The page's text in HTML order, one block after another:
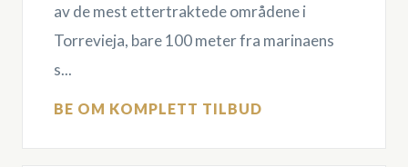
av de mest ettertraktede områdene i
Torrevieja, bare 100 meter fra marinaens
s...
BE OM KOMPLETT TILBUD